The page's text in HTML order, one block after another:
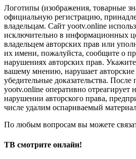
Логотипы (изображения, товарные
официальную регистрацию,
владельцам. Сайт yootv.online
исключительно в информационных
владельцем авторских прав или
их имени, пожалуйста, сообщите о
нарушениях авторских прав.
вашему мнению, нарушает авторские
убедительные доказательства.
yootv.online оперативно отреагирует
нарушении авторского права,
числе удалим оспариваемый
По любым вопросам вы можете
ТВ смотрите онлайн!